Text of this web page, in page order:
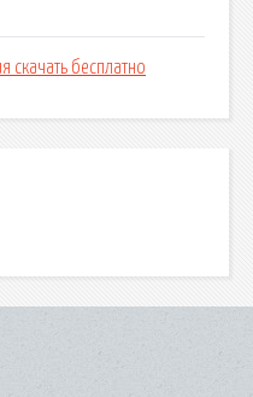
скачать бесплатно